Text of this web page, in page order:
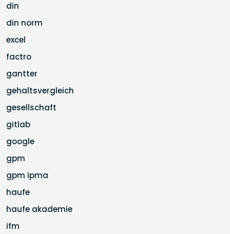
din
din norm
excel
factro
gantter
gehaltsvergleich
gesellschaft
gitlab
google
gpm
gpm ipma
haufe
haufe akademie
ifm